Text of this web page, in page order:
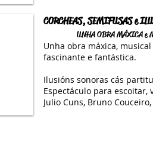
CORCHEAS, SEMIFUSAS e
UNHA OBRA MÁXICA e
Unha obra máxica,
fascinante e fantástica.
Ilusións sonoras cás
Espectáculo para escoitar,
Julio Cuns, Bruno